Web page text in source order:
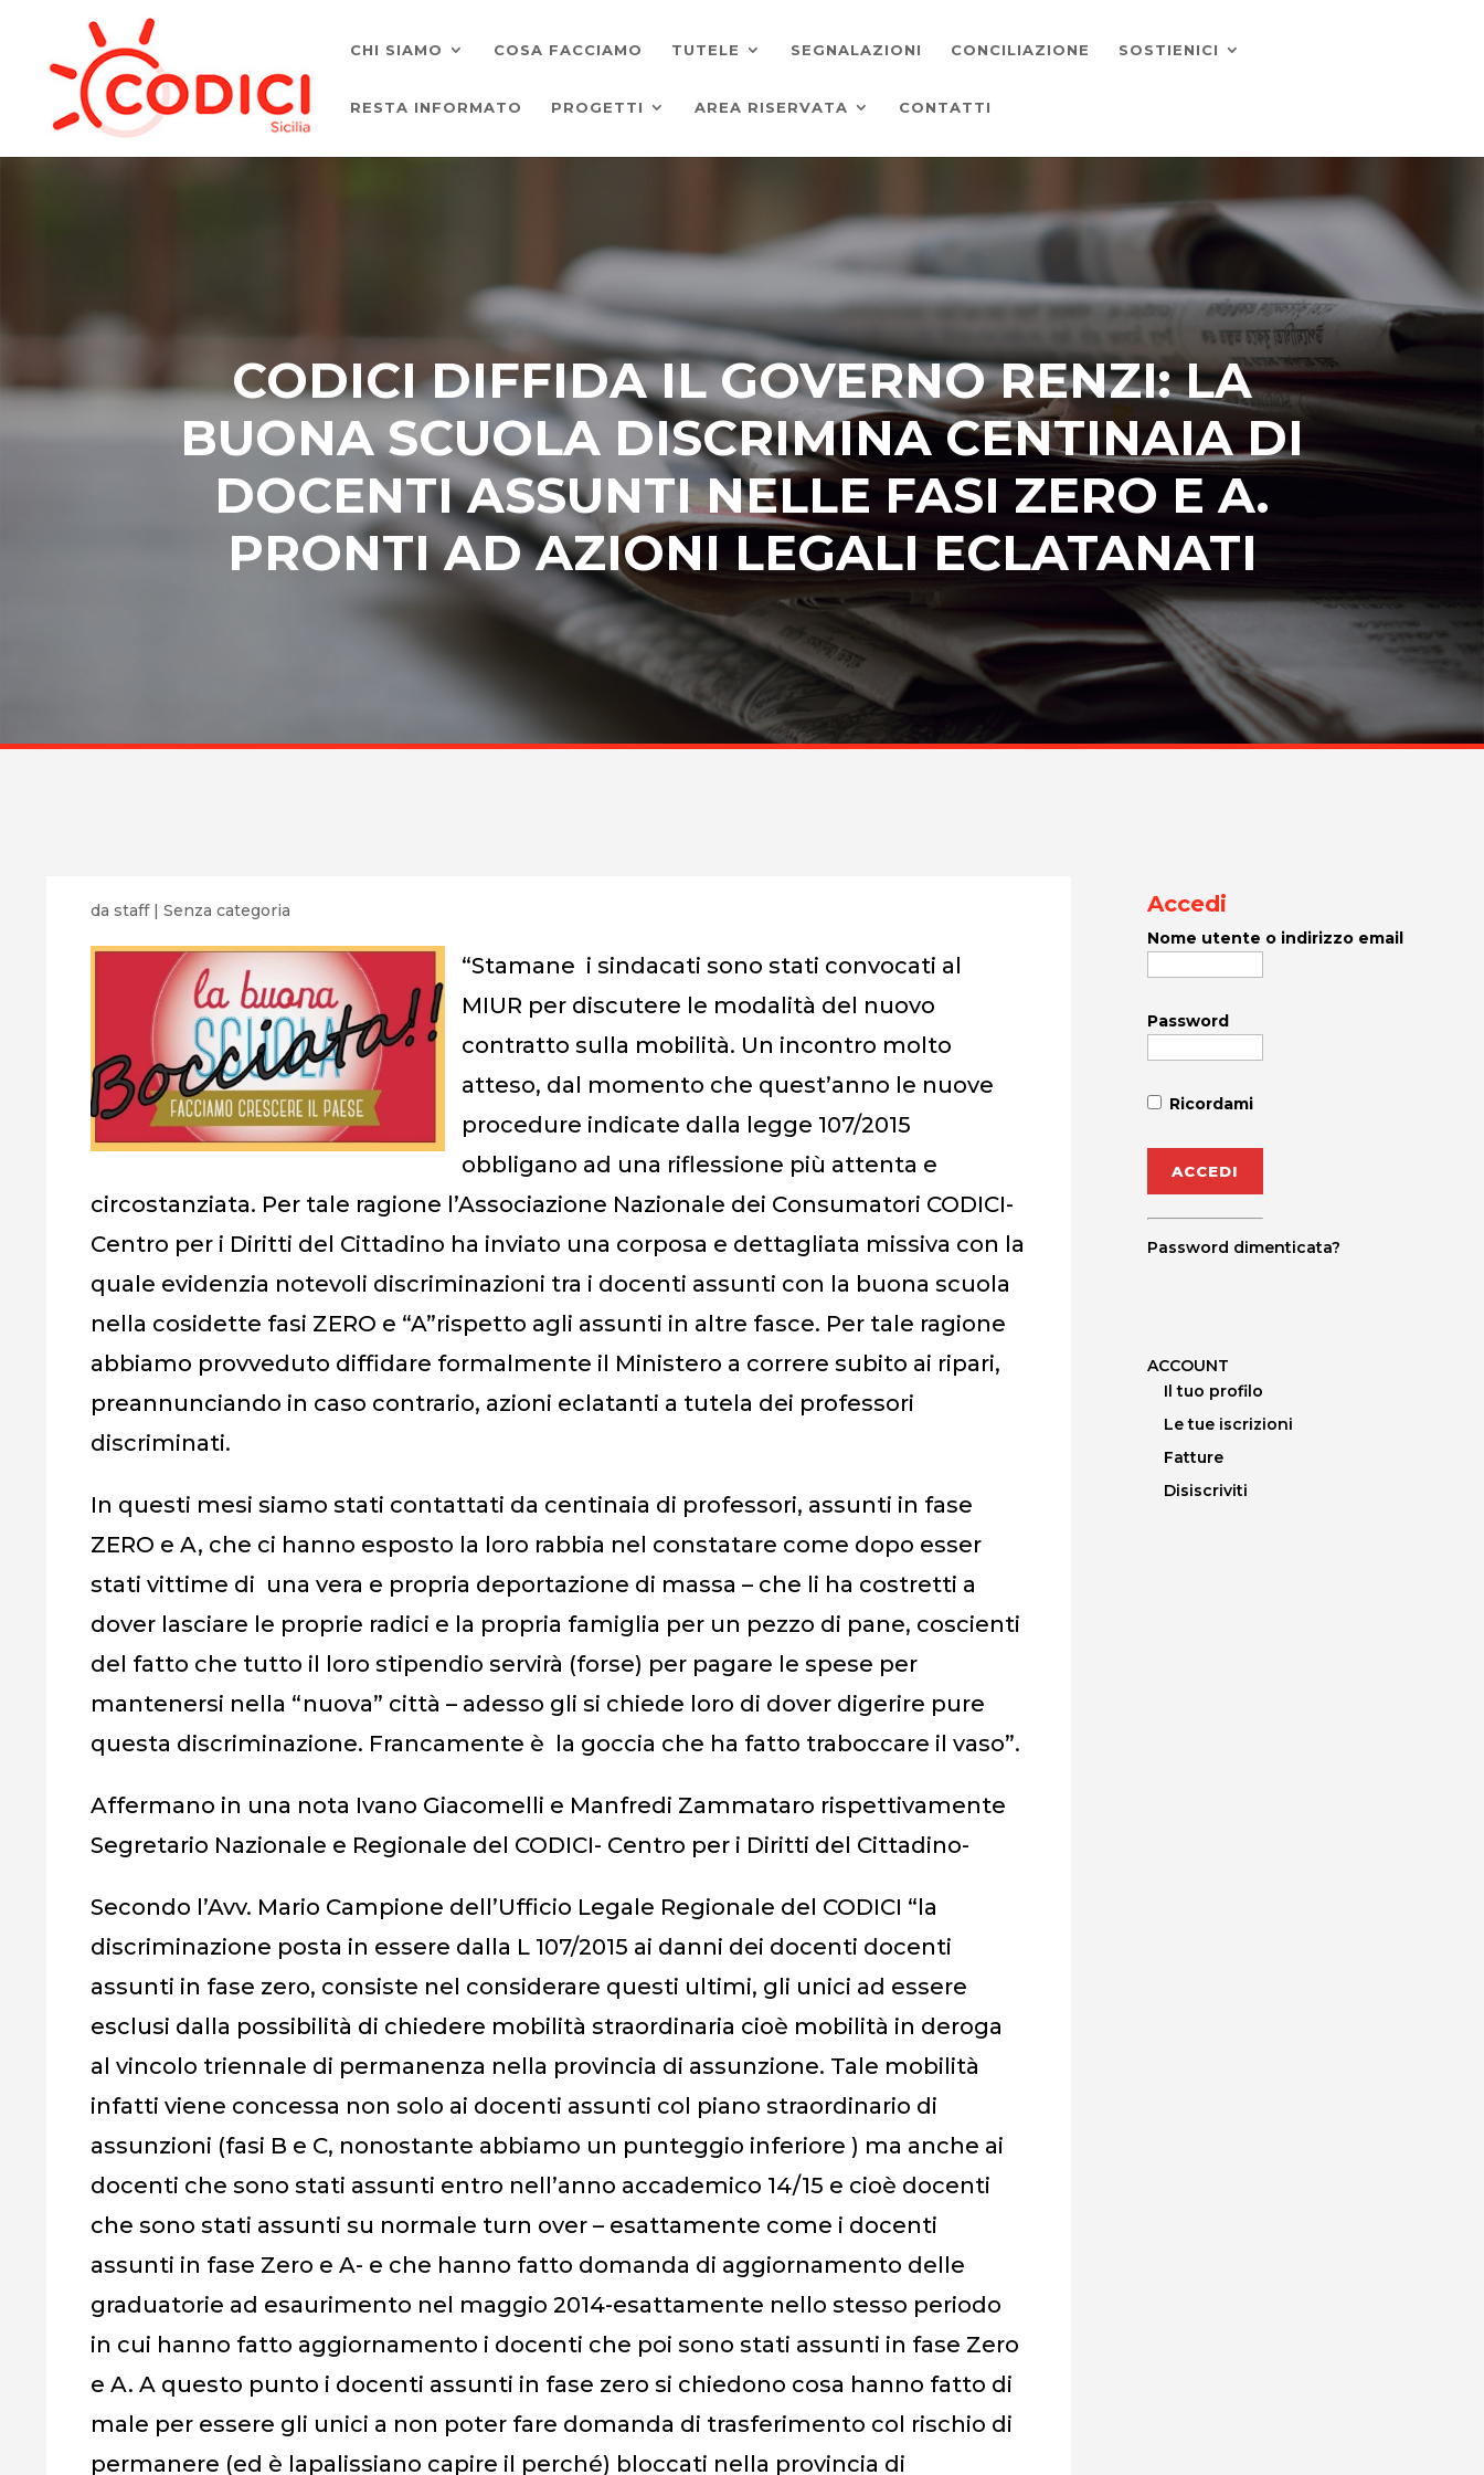
CHI SIAMO COSA FACCIAMO TUTELE SEGNALAZIONI CONCILIAZIONE SOSTIENICI
RESTA INFORMATO PROGETTI AREA RISERVATA CONTATTI
CODICI DIFFIDA IL GOVERNO RENZI: LA
BUONA SCUOLA DISCRIMINA CENTINAIA DI
DOCENTI ASSUNTI NELLE FASI ZERO E A.
PRONTI AD AZIONI LEGALI ECLATANATI
da staff| Senza categoria
“Stamane i sindacati sono stati convocati al
MIUR per discutere le modalità del nuovo
contratto sulla mobilità. Un incontro molto
atteso, dal momento che quest’anno le nuove
procedure indicate dalla legge 107/2015
obbligano ad una riflessione più attenta e
circostanziata. Per tale ragione l’Associazione Nazionale dei Consumatori CODICI-
Centro per i Diritti del Cittadino ha inviato una corposa e dettagliata missiva con la
quale evidenzia notevoli discriminazioni tra i docenti assunti con la buona scuola
nella cosidette fasi ZERO e “A”rispetto agli assunti in altre fasce. Per tale ragione
abbiamo provveduto diffidare formalmente il Ministero a correre subito ai ripari,
preannunciando in caso contrario, azioni eclatanti a tutela dei professori
discriminati.
In questi mesi siamo stati contattati da centinaia di professori, assunti in fase
ZERO e A, che ci hanno esposto la loro rabbia nel constatare come dopo esser
stati vittime di una vera e propria deportazione di massa – che li ha costretti a
dover lasciare le proprie radici e la propria famiglia per un pezzo di pane, coscienti
del fatto che tutto il loro stipendio servirà (forse) per pagare le spese per
mantenersi nella “nuova” città – adesso gli si chiede loro di dover digerire pure
questa discriminazione. Francamente è la goccia che ha fatto traboccare il vaso”.
Affermano in una nota Ivano Giacomelli e Manfredi Zammataro rispettivamente
Segretario Nazionale e Regionale del CODICI- Centro per i Diritti del Cittadino-
Secondo l’Avv. Mario Campione dell’Ufficio Legale Regionale del CODICI “la
discriminazione posta in essere dalla L 107/2015 ai danni dei docenti docenti
assunti in fase zero, consiste nel considerare questi ultimi, gli unici ad essere
esclusi dalla possibilità di chiedere mobilità straordinaria cioè mobilità in deroga
al vincolo triennale di permanenza nella provincia di assunzione. Tale mobilità
infatti viene concessa non solo ai docenti assunti col piano straordinario di
assunzioni (fasi B e C, nonostante abbiamo un punteggio inferiore ) ma anche ai
docenti che sono stati assunti entro nell’anno accademico 14/15 e cioè docenti
che sono stati assunti su normale turn over – esattamente come i docenti
assunti in fase Zero e A- e che hanno fatto domanda di aggiornamento delle
graduatorie ad esaurimento nel maggio 2014-esattamente nello stesso periodo
in cui hanno fatto aggiornamento i docenti che poi sono stati assunti in fase Zero
e A. A questo punto i docenti assunti in fase zero si chiedono cosa hanno fatto di
male per essere gli unici a non poter fare domanda di trasferimento col rischio di
permanere (ed è lapalissiano capire il perché) bloccati nella provincia di
Accedi
Nome utente o indirizzo email
Password
Ricordami
Password dimenticata?
ACCOUNT
Il tuo profilo
Le tue iscrizioni
Fatture
Disiscriviti